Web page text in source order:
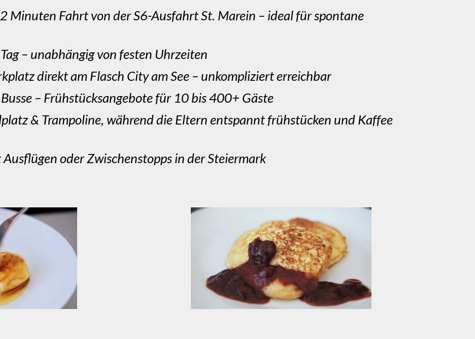
Minuten Fahrt von der S6-Ausfahrt St. Marein – ideal für spontane
– unabhängig von festen Uhrzeiten
direkt am Flasch City am See – unkompliziert erreichbar
– Frühstücksangebote für 10 bis 400+ Gäste
& Trampoline, während die Eltern entspannt frühstücken und Kaffee
oder Zwischenstopps in der Steiermark